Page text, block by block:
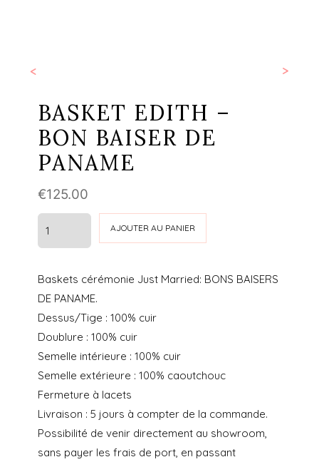
>
<
BASKET EDITH –
BON BAISER DE
PANAME
€125.00
EDITH
-
BON
BAISER
DE
PANAME
AJOUTER AU PANIER
Baskets cérémonie Just Married: BONS BAISERS
DE PANAME.
Dessus/Tige : 100% cuir
Doublure : 100% cuir
Semelle intérieure : 100% cuir
Semelle extérieure : 100% caoutchouc
Fermeture à lacets
Livraison : 5 jours à compter de la commande.
Possibilité de venir directement au showroom,
sans payer les frais de port, en passant